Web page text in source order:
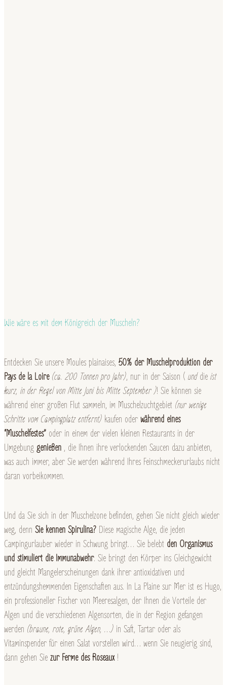
Wie wäre es mit dem Königreich der Muscheln?
Entdecken Sie unsere Moules plainaises, 50% der Muschelproduktion der
Pays de la Loire (ca. 200 Tonnen pro Jahr), nur in der Saison ( unddie ist
kurz, in der Regel von Mitte Juni bis Mitte September )! Sie können sie
während einer großen Flut sammeln, im Muschelzuchtgebiet (nur wenige
Schritte vom Campingplatz entfernt) kaufen oder während eines
“Muschelfestes” oder in einem der vielen kleinen Restaurants in der
Umgebung genießen , die Ihnen ihre verlockenden Saucen dazu anbieten,
was auch immer, aber Sie werden während Ihres Feinschmeckerurlaubs nicht
daran vorbeikommen.
Und da Sie sich in der Muschelzone befinden, gehen Sie nicht gleich wieder
weg, denn Sie kennen Spirulina? Diese magische Alge, die jeden
Campingurlauber wieder in Schwung bringt… Sie belebt den Organismus
und stimuliert die Immunabwehr. Sie bringt den Körper ins Gleichgewicht
und gleicht Mangelerscheinungen dank ihrer antioxidativen und
entzündungshemmenden Eigenschaften aus. In La Plaine sur Mer ist es Hugo,
ein professioneller Fischer von Meeresalgen, der Ihnen die Vorteile der
Algen und die verschiedenen Algensorten, die in der Region gefangen
werden (braune, rote, grüne Algen, …) in Saft, Tartar oder als
Vitaminspender für einen Salat vorstellen wird… wenn Sie neugierig sind,
dann gehen Sie zur Ferme des Roseaux !